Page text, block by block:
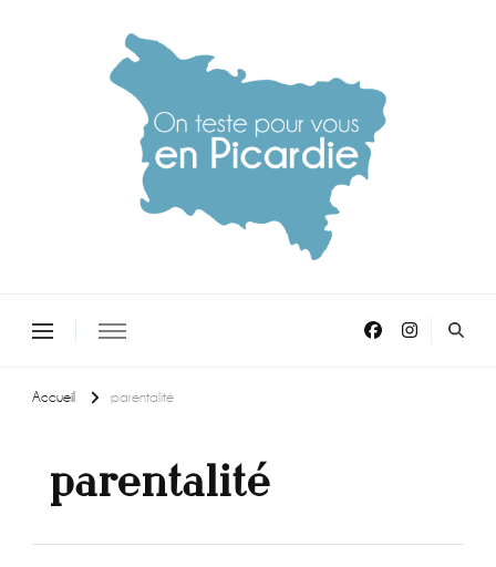
Accueil parentalité
parentalité